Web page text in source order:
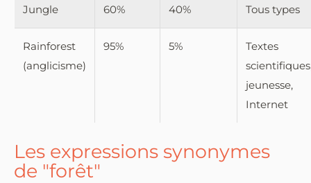
Jungle 60% 40% Tous types
Rainforest
(anglicisme)
95% 5%
Textes
jeunesse,
Internet
Les expressions synonymes
de "forêt"